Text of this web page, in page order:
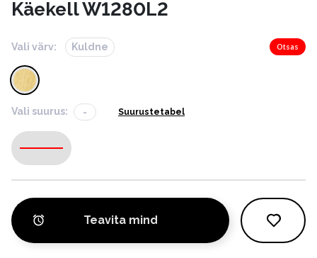
Käekell W1280L2
Vali värv: Kuldne Otsas
Vali suurus: - Suurustetabel
-
Teavita mind